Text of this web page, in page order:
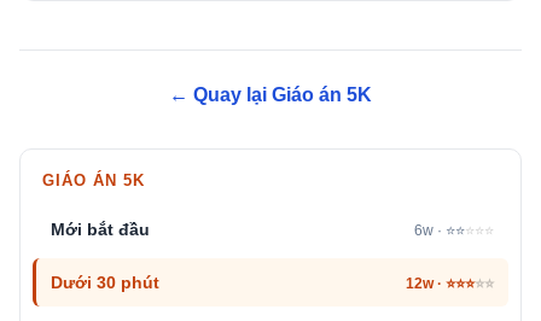
← Quay lại Giáo án 5K
GIÁO ÁN 5K
Mới bắt đầu 6w · ⭐⭐⭐⭐⭐
Dưới 30 phút 12w · ⭐⭐⭐⭐⭐